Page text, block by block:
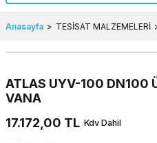
Anasayfa TESİSAT MALZEMELERİ
ATLAS UYV-100 DN100
VANA
17.172,00 TL Kdv Dahil